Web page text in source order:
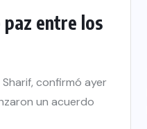
entre los
confirmó ayer
un acuerdo